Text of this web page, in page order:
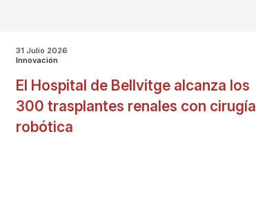
31 Julio 2026
Innovación
El Hospital de Bellvitge alcanza los
300 trasplantes renales con cirugía
robótica